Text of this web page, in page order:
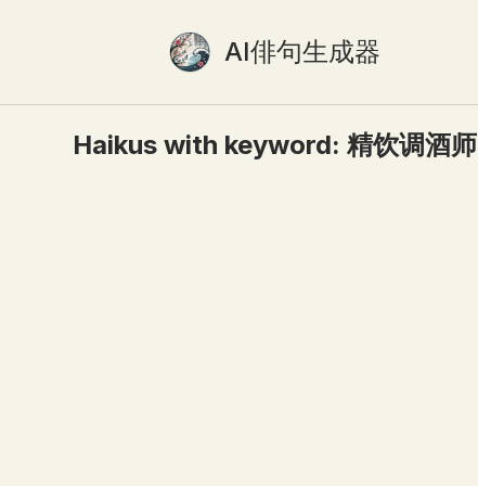
AI俳句生成器
Haikus with keyword:精饮调酒师